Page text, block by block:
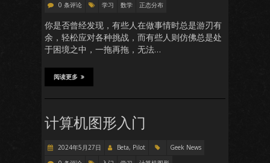
0 条评论
学习 数学 正态分布
你是否曾经发现，有些人在做事情时总是游刃有
余，轻松应对各种挑战，而有些人则仿佛总是处
于困境之中，一拖再拖，无法…
阅读更多
计算机图形入门
2024年5月27日 Beta, Pilot
Geek News